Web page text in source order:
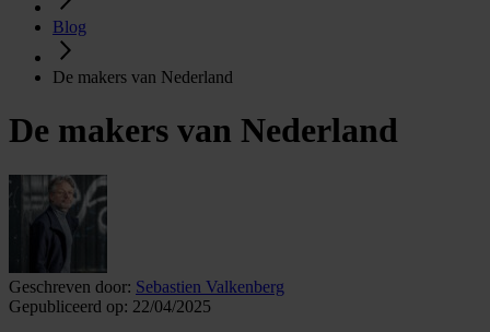
Blog
De makers van Nederland
De makers van Nederland
Geschreven door: Sebastien Valkenberg
Gepubliceerd op: 22/04/2025